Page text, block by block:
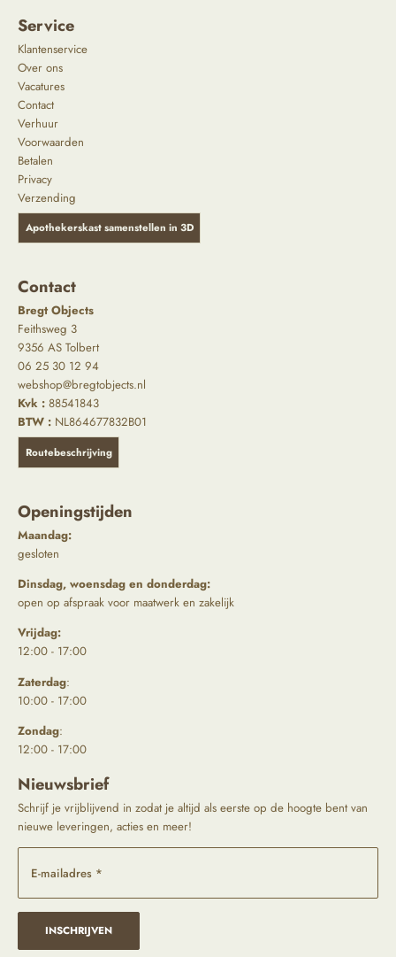
Service
Klantenservice
Over ons
Vacatures
Contact
Verhuur
Voorwaarden
Betalen
Privacy
Verzending
Apothekerskast samenstellen in 3D
Contact
Bregt Objects
Feithsweg 3
9356 AS Tolbert
06 25 30 12 94
webshop@bregtobjects.nl
Kvk : 88541843
BTW : NL864677832B01
Routebeschrijving
Openingstijden
Maandag:
gesloten
Dinsdag, woensdag en donderdag:
open op afspraak voor maatwerk en zakelijk
Vrijdag:
12:00 - 17:00
Zaterdag:
10:00 - 17:00
Zondag:
12:00 - 17:00
Nieuwsbrief
Schrijf je vrijblijvend in zodat je altijd als eerste op de hoogte bent van
nieuwe leveringen, acties en meer!
E-mailadres *
INSCHRIJVEN